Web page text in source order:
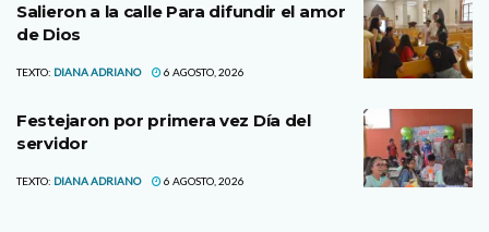
Salieron a la calle Para difundir el amor
de Dios
TEXTO: DIANA ADRIANO 6 AGOSTO, 2026
Festejaron por primera vez Día del
servidor
TEXTO: DIANA ADRIANO 6 AGOSTO, 2026